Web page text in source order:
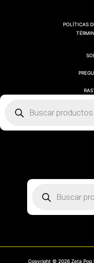
POLÍTICAS
Búsqueda
Búsqueda
Copyright © 2026 Zeta Pop